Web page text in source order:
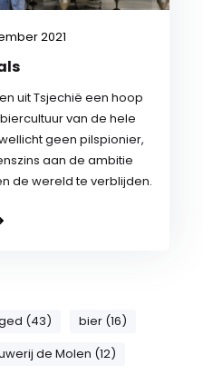
2021
uit Tsjechië een hoop
van de hele
geen pilspionier,
aan de ambitie
de wereld te verblijden.
(43)
bier (16)
de Molen (12)